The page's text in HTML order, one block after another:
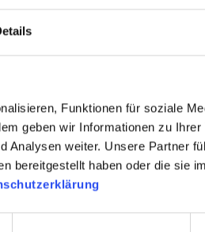
Funktionen für soziale
geben wir Informationen zu Ihrer
Analysen weiter. Unsere Partner
bereitgestellt haben oder die sie